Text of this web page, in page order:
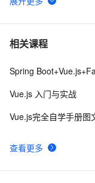
6
手拉手带你用
7 前端组件之
8 vue3源码解析 ---
相关课程
查看更多
Spring
Vue.js 入门与实战
Vue.js完全自学手册图